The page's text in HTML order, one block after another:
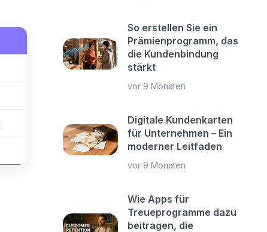
So erstellen Sie ein
Prämienprogramm, das
die Kundenbindung
stärkt
vor 9 Monaten
Digitale Kundenkarten
für Unternehmen – Ein
moderner Leitfaden
vor 9 Monaten
Wie Apps für
Treueprogramme dazu
beitragen, die